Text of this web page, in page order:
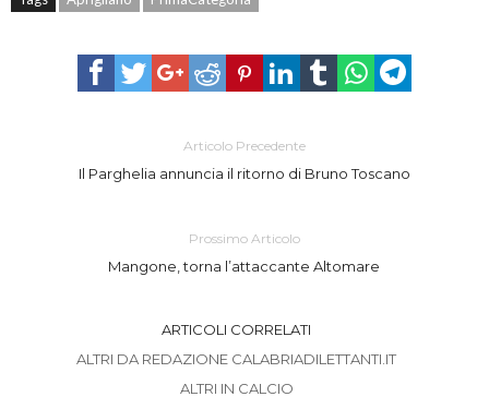
Articolo Precedente
Il Parghelia annuncia il ritorno di Bruno Toscano
Prossimo Articolo
Mangone, torna l’attaccante Altomare
ARTICOLI CORRELATI
ALTRI DA REDAZIONE CALABRIADILETTANTI.IT
ALTRI IN CALCIO